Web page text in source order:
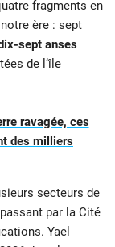
fragments en
ère : sept
sept anses
de l’île
ravagée, ces
des milliers
secteurs de
par la Cité
Yael